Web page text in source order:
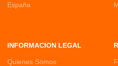
España
INFORMACION LEGAL
Quienes Somos